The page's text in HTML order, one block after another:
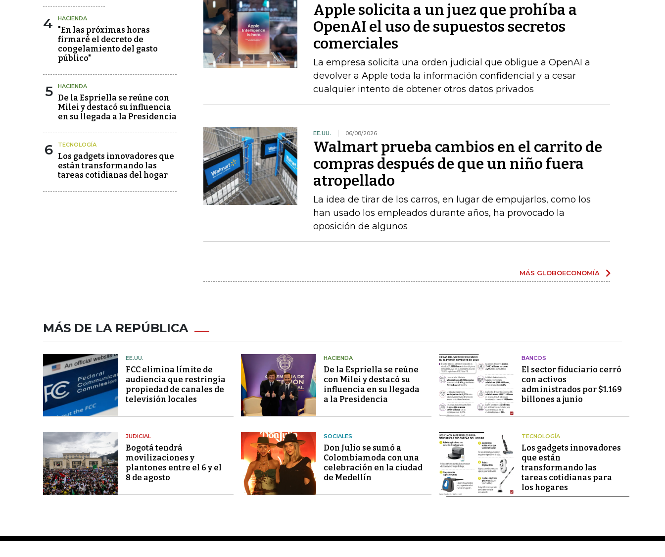
4 HACIENDA
"En las próximas horas
firmaré el decreto de
congelamiento del gasto
público"
5 HACIENDA
De la Espriella se reúne con
Milei y destacó su influencia
en su llegada a la Presidencia
6 TECNOLOGÍA
Los gadgets innovadores que
están transformando las
tareas cotidianas del hogar
Apple solicita a un juez que prohíba a
OpenAI el uso de supuestos secretos
comerciales
La empresa solicita una orden judicial que obligue a OpenAI a
devolver a Apple toda la información confidencial y a cesar
cualquier intento de obtener otros datos privados
EE.UU. 06/08/2026
Walmart prueba cambios en el carrito de
compras después de que un niño fuera
atropellado
La idea de tirar de los carros, en lugar de empujarlos, como los
han usado los empleados durante años, ha provocado la
oposición de algunos
MÁS GLOBOECONOMÍA
MÁS DE LA REPÚBLICA
EE.UU.
FCC elimina límite de
audiencia que restringía
propiedad de canales de
televisión locales
HACIENDA
De la Espriella se reúne
con Milei y destacó su
influencia en su llegada
a la Presidencia
BANCOS
El sector fiduciario cerró
con activos
administrados por $1.169
billones a junio
JUDICIAL
Bogotá tendrá
movilizaciones y
plantones entre el 6 y el
8 de agosto
SOCIALES
Don Julio se sumó a
Colombiamoda con una
celebración en la ciudad
de Medellín
TECNOLOGÍA
Los gadgets innovadores
que están
transformando las
tareas cotidianas para
los hogares